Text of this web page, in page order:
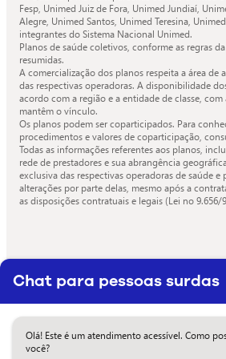
Fesp, Unimed Juiz de Fora, Unimed Jundiaí,
Alegre, Unimed Santos, Unimed Teresina,
integrantes do Sistema Nacional Unimed.
Planos de saúde coletivos, conforme as regras
resumidas.
A comercialização dos planos respeita a área de
das respectivas operadoras. A disponibilidade
acordo com a região e a entidade de classe,
mantêm o vínculo.
Os planos podem ser coparticipados. Para
procedimentos e valores de coparticipação,
Todas as informações referentes aos planos,
rede de prestadores e sua abrangência
exclusiva das respectivas operadoras de saúde e
alterações por parte delas, mesmo após a
as disposições contratuais e legais (Lei no 9.656/
Chat para pessoas surdas
Olá! Este é um atendimento acessível. Como
você?